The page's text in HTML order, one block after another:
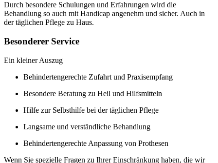
Durch besondere Schulungen und Erfahrungen wird die
Behandlung so auch mit Handicap angenehm und sicher. Auch in
der täglichen Pflege zu Haus.
Besonderer Service
Ein kleiner Auszug
Behindertengerechte Zufahrt und Praxisempfang
Besondere Beratung zu Heil und Hilfsmitteln
Hilfe zur Selbsthilfe bei der täglichen Pflege
Langsame und verständliche Behandlung
Behindertengerechte Anpassung von Prothesen
Wenn Sie spezielle Fragen zu Ihrer Einschränkung haben, die wir